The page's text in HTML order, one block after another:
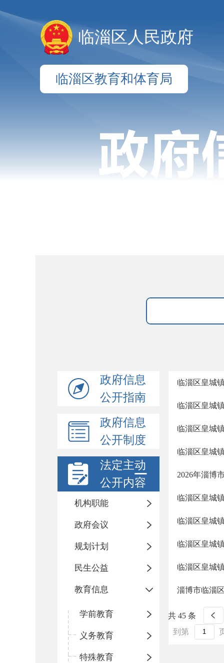
临淄区人民政府
临淄区教育和体育局
政府信息
公开指南
政府信息
公开制度
法定主动
公开内容
机构职能
政府会议
规划计划
民生公益
教育信息
学前教育
义务教育
特殊教育
临淄区皇城
临淄区皇城
临淄区皇城
临淄区皇城
2026年淄博
临淄区皇城
临淄区皇城
临淄区皇城
临淄区皇城
淄博市临淄
共 45 条
到第